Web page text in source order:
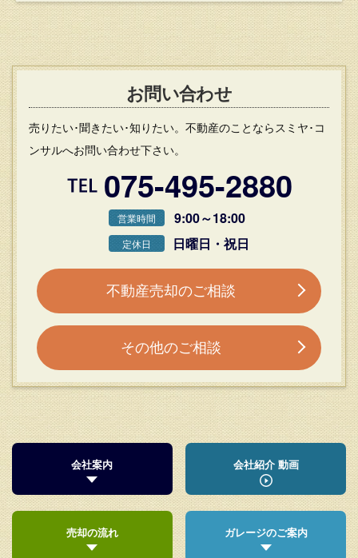
お問い合わせ
売りたい･聞きたい･知りたい。不動産のことならスミヤ･コ
ンサルへお問い合わせ下さい。
075-495-2880
営業時間 9:00～18:00
定休日 日曜日・祝日
不動産売却のご相談
その他のご相談
会社案内 会社紹介 動画
売却の流れ ガレージのご案内